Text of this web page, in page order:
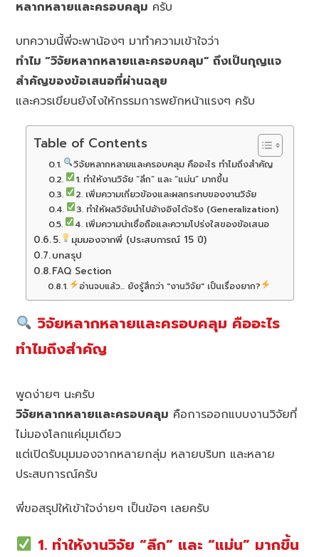
หลากหลายและครอบคลุม ครับ
บทความนี้พี่จะพาน้องๆ มาทำความเข้าใจว่า
ทำไม “วิจัยหลากหลายและครอบคลุม” ถึงเป็นกุญแจ
สำคัญของข้อเสนอที่ผ่านฉลุย
และควรเขียนยังไงให้กรรมการพยักหน้าแรงๆ ครับ
Table of Contents
วิจัยหลากหลายและครอบคลุม คืออะไร ทำไมถึงสำคัญ
1. ทำให้งานวิจัย “ลึก” และ “แม่น” มากขึ้น
2. เพิ่มความเกี่ยวข้องและผลกระทบของงานวิจัย
3. ทำให้ผลวิจัยนำไปอ้างอิงได้จริง (Generalization)
4. เพิ่มความน่าเชื่อถือและความโปร่งใสของข้อเสนอ
5.
มุมมองจากพี่ (ประสบการณ์ 15 ปี)
บทสรุป
FAQ Section
อ่านจบแล้ว... ยังรู้สึกว่า "งานวิจัย" เป็นเรื่องยาก?
วิจัยหลากหลายและครอบคลุม คืออะไร
ทำไมถึงสำคัญ
พูดง่ายๆ นะครับ
วิจัยหลากหลายและครอบคลุม คือการออกแบบงานวิจัยที่
ไม่มองโลกแค่มุมเดียว
แต่เปิดรับมุมมองจากหลายกลุ่ม หลายบริบท และหลาย
ประสบการณ์ครับ
พี่ขอสรุปให้เข้าใจง่ายๆ เป็นข้อๆ เลยครับ
1. ทำให้งานวิจัย “ลึก” และ “แม่น” มากขึ้น